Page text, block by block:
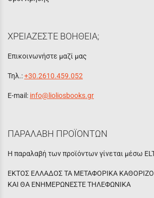
ΧΡΕΙΑΖΕΣΤΕ ΒΟΗΘΕΙΑ;
Επικοινωνήστε μαζί μας
Τηλ.:+30.2610.459.052
E-mail: info@lioliosbooks.gr
ΠΑΡΑΛΑΒΗ ΠΡΟΪΟΝΤΩΝ
Η παραλαβή των προϊόντων γίνεται μέσω
ΕΚΤΟΣ ΕΛΛΑΔΟΣ ΤΑ ΜΕΤΑΦΟΡΙΚΑ
ΚΑΙ ΘΑ ΕΝΗΜΕΡΩΝΕΣΤΕ ΤΗΛΕΦΩΝΙΚΑ